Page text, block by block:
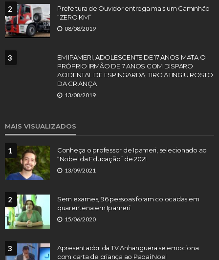
2
Prefeitura de Ouvidor entrega mais um Caminhão
“ZERO KM”
08/08/2019
3
EM IPAMERI, ADOLESCENTE DE 17 ANOS MATA O
PRÓPRIO IRMÃO DE 7 ANOS COM DISPARO
ACIDENTAL DE ESPINGARDA; TIRO ATINGIU ROSTO
DA CRIANÇA
13/08/2019
MAIS VISUALIZADOS
1
Conheça o professor de Ipameri, selecionado ao
“Nobel da Educação” de 2021
13/09/2021
2
Sem exames, 96 pessoas foram colocadas em
quarentena em Ipameri
15/06/2020
3
Apresentador da TV Anhanguera se emociona
com carta de criança ao Papai Noel